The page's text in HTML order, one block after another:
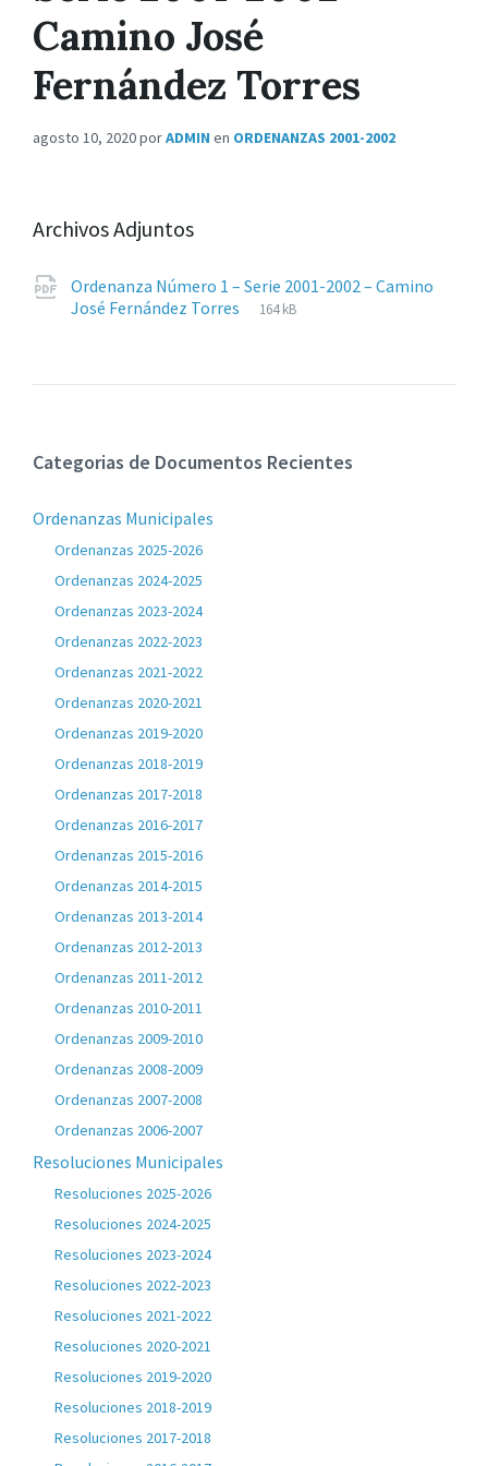
Camino José
Fernández Torres
agosto 10, 2020porADMIN en ORDENANZAS 2001-2002
Archivos Adjuntos
Ordenanza Número 1 – Serie 2001-2002 – Camino
José Fernández Torres
Extensiones
pdf
Tamaño
164 kB
Categorias de Documentos Recientes
Ordenanzas Municipales
Ordenanzas 2025-2026
Ordenanzas 2024-2025
Ordenanzas 2023-2024
Ordenanzas 2022-2023
Ordenanzas 2021-2022
Ordenanzas 2020-2021
Ordenanzas 2019-2020
Ordenanzas 2018-2019
Ordenanzas 2017-2018
Ordenanzas 2016-2017
Ordenanzas 2015-2016
Ordenanzas 2014-2015
Ordenanzas 2013-2014
Ordenanzas 2012-2013
Ordenanzas 2011-2012
Ordenanzas 2010-2011
Ordenanzas 2009-2010
Ordenanzas 2008-2009
Ordenanzas 2007-2008
Ordenanzas 2006-2007
Resoluciones Municipales
Resoluciones 2025-2026
Resoluciones 2024-2025
Resoluciones 2023-2024
Resoluciones 2022-2023
Resoluciones 2021-2022
Resoluciones 2020-2021
Resoluciones 2019-2020
Resoluciones 2018-2019
Resoluciones 2017-2018